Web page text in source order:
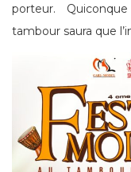
porteur.
tambour saura que